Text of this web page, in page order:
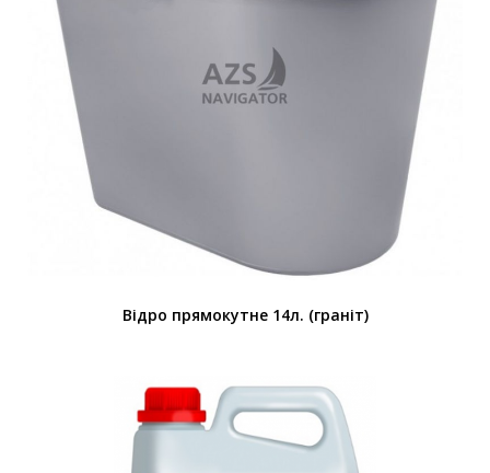
Відро прямокутне 14л. (граніт)